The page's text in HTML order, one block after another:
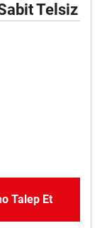
Telsiz
Talep Et